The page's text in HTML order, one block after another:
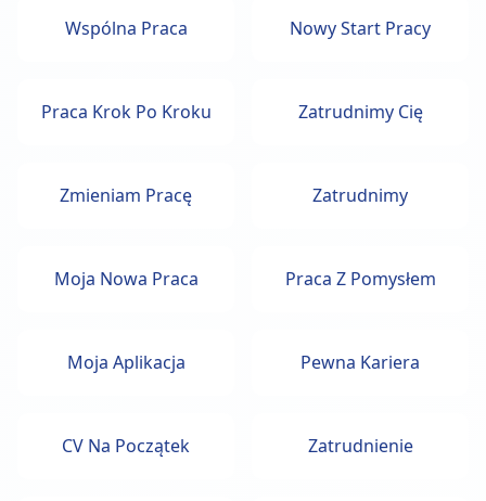
Wspólna Praca Nowy Start Pracy
Praca Krok Po Kroku Zatrudnimy Cię
Zmieniam Pracę Zatrudnimy
Moja Nowa Praca Praca Z Pomysłem
Moja Aplikacja Pewna Kariera
CV Na Początek Zatrudnienie